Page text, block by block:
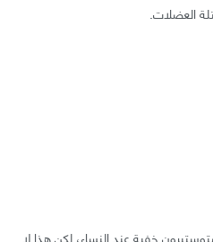
العضلات.
خفية عند النساء، لكن هذا لا